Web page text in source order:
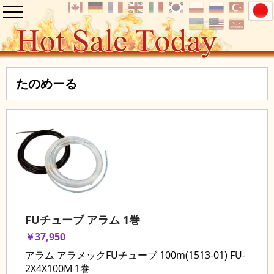
たのめーる
FUチューブ アラム 1巻
￥37,950
アラム アラメックFUチューブ 100m(1513-01) FU-
2X4X100M 1巻